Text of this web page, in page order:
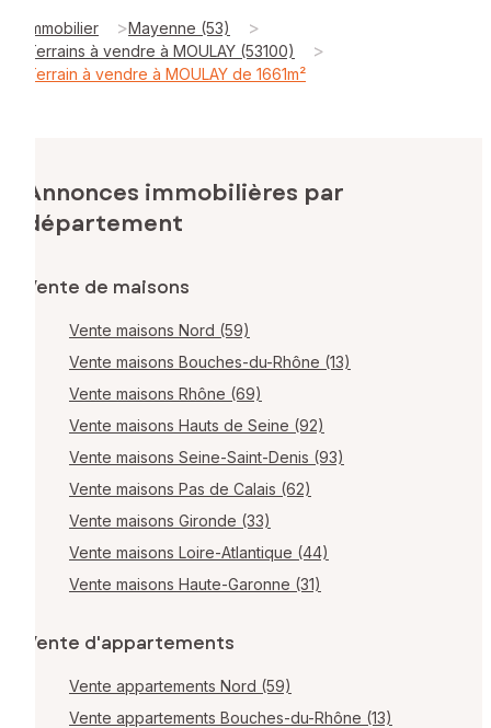
Immobilier >Mayenne (53) >
Terrains à vendre à MOULAY (53100) >
Terrain à vendre à MOULAY de 1661m²
Annonces immobilières par
département
Vente de maisons
Vente maisons Nord (59)
Vente maisons Bouches-du-Rhône (13)
Vente maisons Rhône (69)
Vente maisons Hauts de Seine (92)
Vente maisons Seine-Saint-Denis (93)
Vente maisons Pas de Calais (62)
Vente maisons Gironde (33)
Vente maisons Loire-Atlantique (44)
Vente maisons Haute-Garonne (31)
Vente d'appartements
Vente appartements Nord (59)
Vente appartements Bouches-du-Rhône (13)